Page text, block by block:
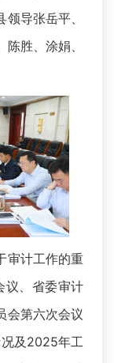
导张岳平、
胜、涂娟、
计工作的重
议、省委审计
会第六次会议
及2025年工